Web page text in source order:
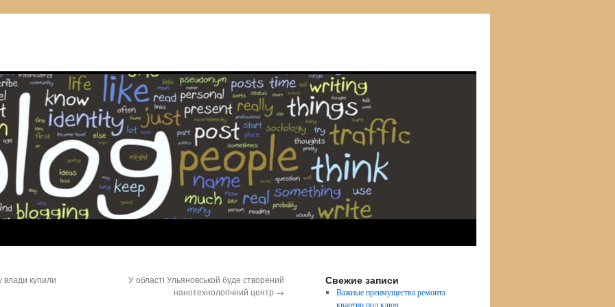
влади купили
У області Ульяновськой буде створений
нанотехнологічний центр →
Свежие записи
Важные преимущества ремонта
квартир под ключ